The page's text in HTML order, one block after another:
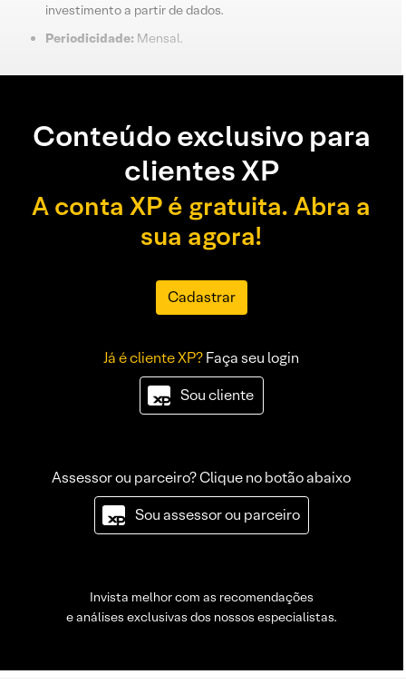
investimento a partir de dados.
Periodicidade: Mensal.
Conteúdo exclusivo para
clientes XP
A conta XP é gratuita. Abra a
sua agora!
Cadastrar
Já é cliente XP?Faça seu login
Sou cliente
Assessor ou parceiro? Clique no botão abaixo
Sou assessor ou parceiro
Invista melhor com as recomendações
e análises exclusivas dos nossos especialistas.